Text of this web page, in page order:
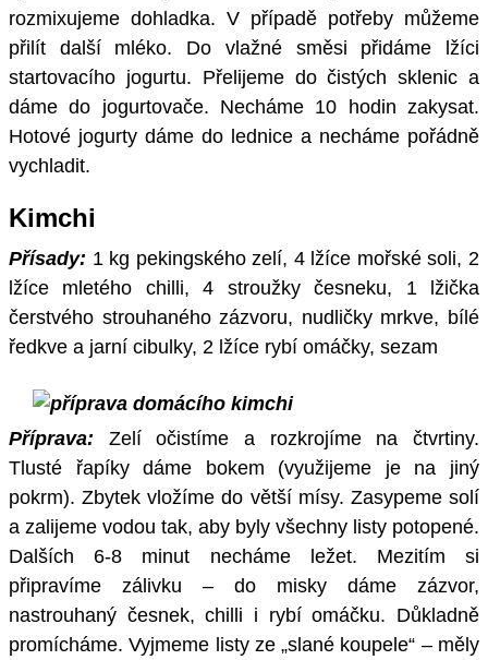
rozmixujeme dohladka. V případě potřeby můžeme
přilít další mléko. Do vlažné směsi přidáme lžíci
startovacího jogurtu. Přelijeme do čistých sklenic a
dáme do jogurtovače. Necháme 10 hodin zakysat.
Hotové jogurty dáme do lednice a necháme pořádně
vychladit.
Kimchi
Přísady: 1 kg pekingského zelí, 4 lžíce mořské soli, 2
lžíce mletého chilli, 4 stroužky česneku, 1 lžička
čerstvého strouhaného zázvoru, nudličky mrkve, bílé
ředkve a jarní cibulky, 2 lžíce rybí omáčky, sezam
Příprava:
Zelí očistíme a rozkrojíme na čtvrtiny.
Tlusté řapíky dáme bokem (využijeme je na jiný
pokrm). Zbytek vložíme do větší mísy. Zasypeme solí
a zalijeme vodou tak, aby byly všechny listy potopené.
Dalších 6-8 minut necháme ležet. Mezitím si
připravíme zálivku – do misky dáme zázvor,
nastrouhaný česnek, chilli i rybí omáčku. Důkladně
promícháme. Vyjmeme listy ze „slané koupele“ – měly